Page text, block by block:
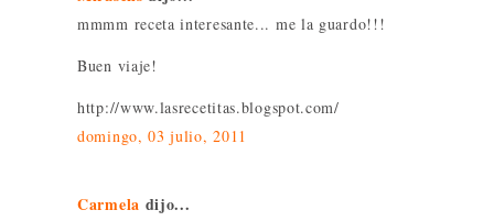
mmmm receta interesante... me la guardo!!!
Buen viaje!
http://www.lasrecetitas.blogspot.com/
domingo, 03 julio, 2011
Carmela dijo...